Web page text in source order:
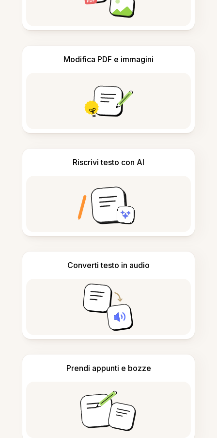
Modifica PDF e immagini
Riscrivi testo con AI
Converti testo in audio
Prendi appunti e bozze